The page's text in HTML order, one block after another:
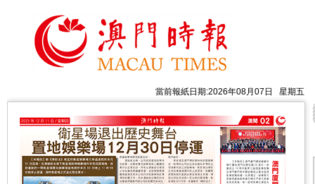
當前報紙日期:2026年08月07日 星期五